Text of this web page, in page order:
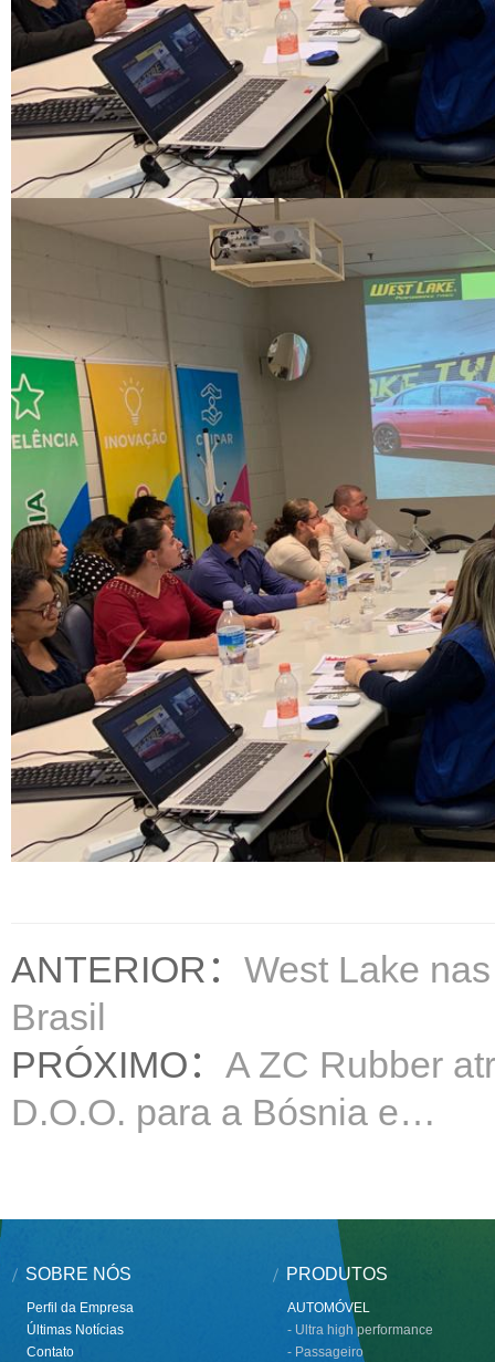
ANTERIOR： West Lake
Brasil
PRÓXIMO： A ZC Rubber
D.O.O. para a Bósnia e…
SOBRE NÓS
Perfil da Empresa
Últimas Notícias
Contato
PRODUTOS
AUTOMÓVEL
- Ultra high performance
- Passageiro